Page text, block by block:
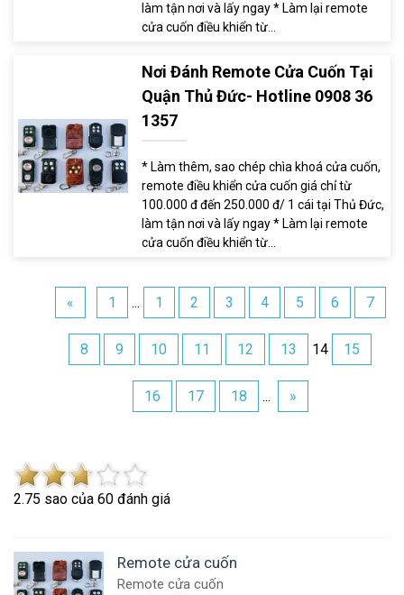
làm tận nơi và lấy ngay * Làm lại remote
cửa cuốn điều khiển từ...
Nơi Đánh Remote Cửa Cuốn Tại
Quận Thủ Đức- Hotline 0908 36
1357
* Làm thêm, sao chép chìa khoá cửa cuốn,
remote điều khiển cửa cuốn giá chỉ từ
100.000 đ đến 250.000 đ/ 1 cái tại Thủ Đức,
làm tận nơi và lấy ngay * Làm lại remote
cửa cuốn điều khiển từ...
« 1 ... 1 2 3 4 5 6 7
8 9 10 11 12 13 14 15
16 17 18 ... »
2.75 sao của 60 đánh giá
Remote cửa cuốn
Remote cửa cuốn